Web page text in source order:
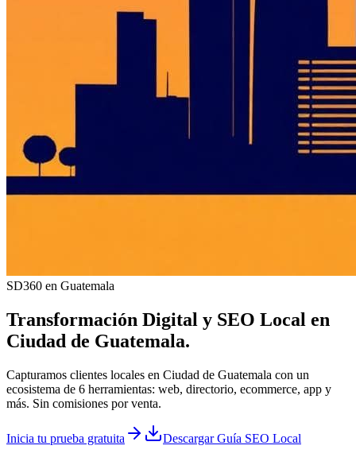
SD360 en Guatemala
Transformación Digital y SEO Local en
Ciudad de Guatemala.
Capturamos clientes locales en Ciudad de Guatemala con un
ecosistema de 6 herramientas: web, directorio, ecommerce, app y
más. Sin comisiones por venta.
Inicia tu prueba gratuita Descargar Guía SEO Local